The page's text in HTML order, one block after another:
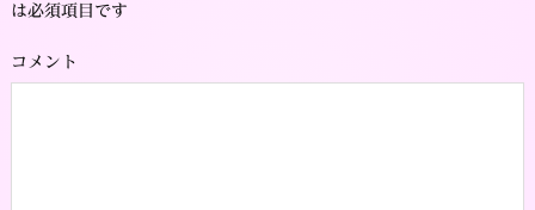
は必須項目です
コメント